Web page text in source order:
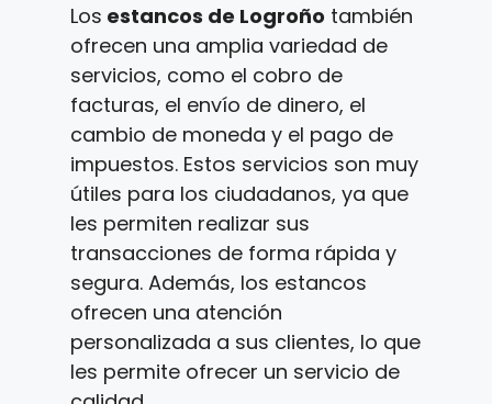
Los estancos de Logroño también
ofrecen una amplia variedad de
servicios, como el cobro de
facturas, el envío de dinero, el
cambio de moneda y el pago de
impuestos. Estos servicios son muy
útiles para los ciudadanos, ya que
les permiten realizar sus
transacciones de forma rápida y
segura. Además, los estancos
ofrecen una atención
personalizada a sus clientes, lo que
les permite ofrecer un servicio de